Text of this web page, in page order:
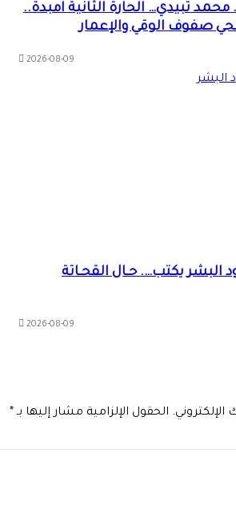
تبيدي… الحارة الثانية امبدة..
صفوف الوقي والإعمار
2026-08-09
يكتب…. حـال القحـاتة
2026-08-09
الحقول الإلزامية مشار إليها بـ*